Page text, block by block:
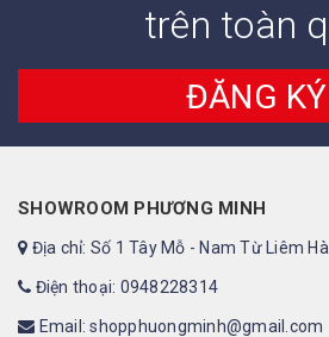
trên toàn
ĐĂNG KÝ
SHOWROOM PHƯƠNG MINH
Địa chỉ: Số 1 Tây Mỗ - Nam Từ Liêm
Điện thoại: 0948228314
Email: shopphuongminh@gmail.com